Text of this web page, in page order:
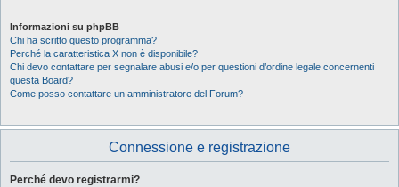
Informazioni su phpBB
Chi ha scritto questo programma?
Perché la caratteristica X non è disponibile?
Chi devo contattare per segnalare abusi e/o per questioni d’ordine legale concernenti
questa Board?
Come posso contattare un amministratore del Forum?
Connessione e registrazione
Perché devo registrarmi?